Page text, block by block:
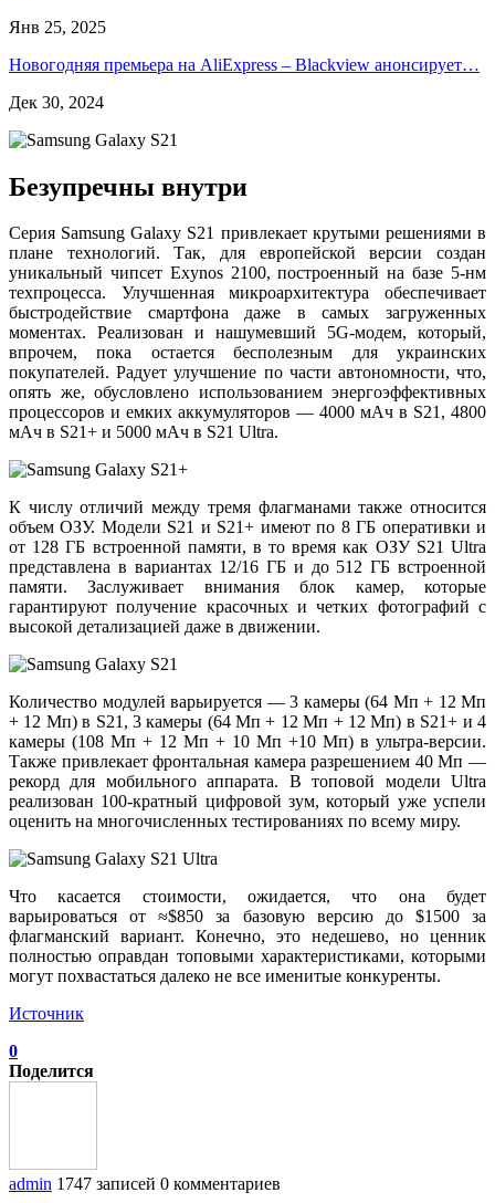
Янв 25, 2025
Новогодняя премьера на AliExpress – Blackview анонсирует…
Дек 30, 2024
Безупречны внутри
Серия Samsung Galaxy S21 привлекает крутыми решениями в
плане технологий. Так, для европейской версии создан
уникальный чипсет Exynos 2100, построенный на базе 5-нм
техпроцесса. Улучшенная микроархитектура обеспечивает
быстродействие смартфона даже в самых загруженных
моментах. Реализован и нашумевший 5G-модем, который,
впрочем, пока остается бесполезным для украинских
покупателей. Радует улучшение по части автономности, что,
опять же, обусловлено использованием энергоэффективных
процессоров и емких аккумуляторов — 4000 мАч в S21, 4800
мАч в S21+ и 5000 мАч в S21 Ultra.
К числу отличий между тремя флагманами также относится
объем ОЗУ. Модели S21 и S21+ имеют по 8 ГБ оперативки и
от 128 ГБ встроенной памяти, в то время как ОЗУ S21 Ultra
представлена в вариантах 12/16 ГБ и до 512 ГБ встроенной
памяти. Заслуживает внимания блок камер, которые
гарантируют получение красочных и четких фотографий с
высокой детализацией даже в движении.
Количество модулей варьируется — 3 камеры (64 Мп + 12 Мп
+ 12 Мп) в S21, 3 камеры (64 Мп + 12 Мп + 12 Мп) в S21+ и 4
камеры (108 Мп + 12 Мп + 10 Мп +10 Мп) в ультра-версии.
Также привлекает фронтальная камера разрешением 40 Мп —
рекорд для мобильного аппарата. В топовой модели Ultra
реализован 100-кратный цифровой зум, который уже успели
оценить на многочисленных тестированиях по всему миру.
Что касается стоимости, ожидается, что она будет
варьироваться от ≈$850 за базовую версию до $1500 за
флагманский вариант. Конечно, это недешево, но ценник
полностью оправдан топовыми характеристиками, которыми
могут похвастаться далеко не все именитые конкуренты.
Источник
0
Поделится
admin 1747 записей 0 комментариев